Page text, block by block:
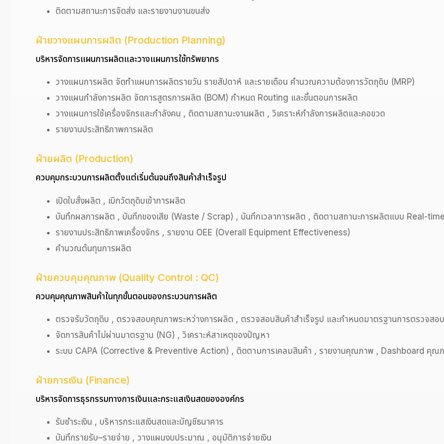
ติดตามสถานะการจัดส่ง และรายงานงานขนส่ง
ฝ่ายวางแผนการผลิต (Production Planning)
บริหารจัดการแผนการผลิตและวางแผนการใช้ทรัพยากร
วางแผนการผลิต จัดทำแผนการผลิตรายวัน รายสัปดาห์ และรายเดือน คำนวณความต้องการวัตถุดิบ (MRP)
วางแผนกำลังการผลิต จัดการสูตรการผลิต (BOM) กำหนด Routing และขั้นตอนการผลิต
วางแผนการใช้เครื่องจักรและกำลังคน , ติดตามสถานะงานผลิต , วิเคราะห์กำลังการผลิตและคอขวด
รายงานประสิทธิภาพการผลิต
ฝ่ายผลิต (Production)
ควบคุมกระบวนการผลิตตั้งแต่เริ่มต้นจนถึงสินค้าสำเร็จรูป
เปิดใบสั่งผลิต , เบิกวัตถุดิบเข้าการผลิต
บันทึกผลการผลิต , บันทึกของเสีย (Waste / Scrap) , บันทึกเวลาการผลิต , ติดตามสถานะการผลิตแบบ Real-time
รายงานประสิทธิภาพเครื่องจักร , รายงาน OEE (Overall Equipment Effectiveness)
คำนวณต้นทุนการผลิต
ฝ่ายควบคุมคุณภาพ (Quality Control : QC)
ควบคุมคุณภาพสินค้าในทุกขั้นตอนของกระบวนการผลิต
ตรวจรับวัตถุดิบ , ตรวจสอบคุณภาพระหว่างการผลิต , ตรวจสอบสินค้าสำเร็จรูป และกำหนดมาตรฐานการตรวจส
จัดการสินค้าไม่ผ่านมาตรฐาน (NG) , วิเคราะห์สาเหตุของปัญหา
ระบบ CAPA (Corrective & Preventive Action) , ติดตามการเคลมสินค้า , รายงานคุณภาพ , Dashboard คุณ
ฝ่ายการเงิน (Finance)
บริหารจัดการธุรกรรมทางการเงินและกระแสเงินสดขององค์กร
รับชำระเงิน , บริหารกระแสเงินสดและบัญชีธนาคาร
บันทึกรายรับ–รายจ่าย , วางแผนงบประมาณ , อนุมัติการจ่ายเงิน